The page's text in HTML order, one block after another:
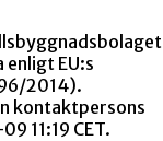
EU:s
2014).
kontaktpersons
11:19 CET.